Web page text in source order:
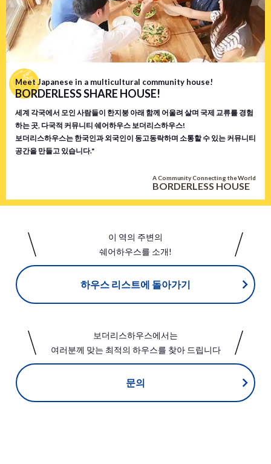
Meet Japanese in a multicultural community house!
BORDERLESS SHARE HOUSE!
세계 각국에서 모인 사람들이 한지붕 아래 함께 어울려 살며 국제 교류를 경험
하는 곳, 다국적 커뮤니티 쉐어하우스 보더리스하우스!
보더리스하우스는 한국인과 외국인이 동고동락하며 소통할 수 있는 커뮤니티
공간을 만들고 있습니다."
A Community Connecting the World
BORDERLESS HOUSE
이 역의 주변의
쉐어하우스를 소개!
하우스 리스트에 돌아가기
보더리스하우스에서는
여러분께 맞는 최적의 하우스를 찾아 드립니다
문의